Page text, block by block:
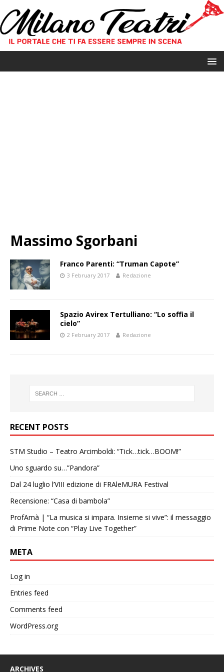
Massimo Sgorbani
Franco Parenti: “Truman Capote”
3 February 2017 Redazione
Spazio Avirex Tertulliano: “Lo soffia il
cielo”
2 February 2017 Redazione
RECENT POSTS
STM Studio – Teatro Arcimboldi: “Tick…tick…BOOM!”
Uno sguardo su…”Pandora”
Dal 24 luglio l’VIII edizione di FRAleMURA Festival
Recensione: “Casa di bambola”
ProfAmà | “La musica si impara. Insieme si vive”: il messaggio
di Prime Note con “Play Live Together”
META
Log in
Entries feed
Comments feed
WordPress.org
ARCHIVES